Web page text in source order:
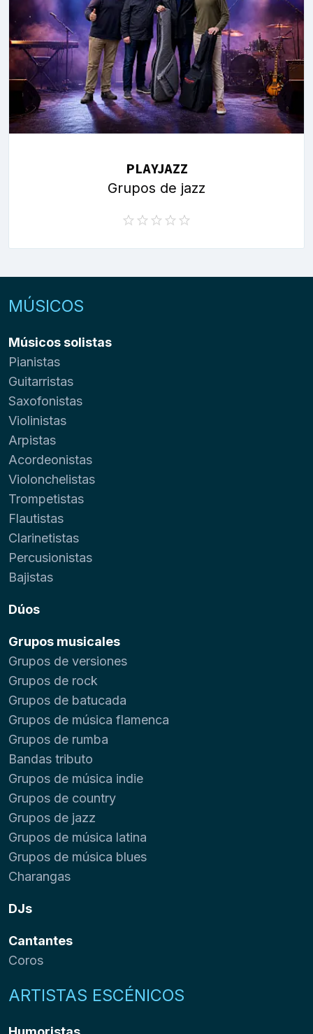
PLAYJAZZ
Grupos de jazz
MÚSICOS
Músicos solistas
Pianistas
Guitarristas
Saxofonistas
Violinistas
Arpistas
Acordeonistas
Violonchelistas
Trompetistas
Flautistas
Clarinetistas
Percusionistas
Bajistas
Dúos
Grupos musicales
Grupos de versiones
Grupos de rock
Grupos de batucada
Grupos de música flamenca
Grupos de rumba
Bandas tributo
Grupos de música indie
Grupos de country
Grupos de jazz
Grupos de música latina
Grupos de música blues
Charangas
DJs
Cantantes
Coros
ARTISTAS ESCÉNICOS